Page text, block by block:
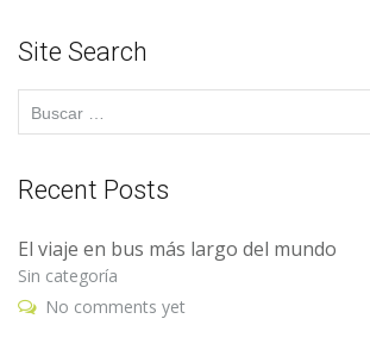
Site Search
Recent Posts
El viaje en bus más largo del mundo
Sin categoría
No comments yet